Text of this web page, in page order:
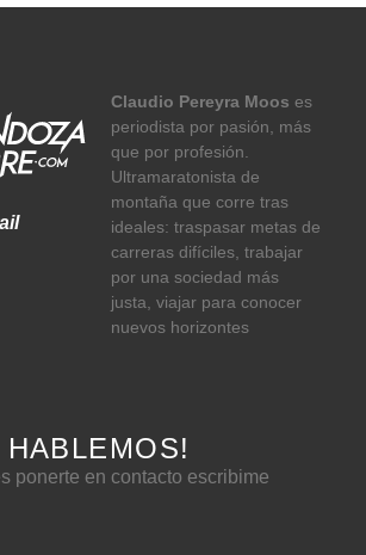
Claudio Pereyra Moos es
periodista por pasión, más
que por profesión.
Ultramaratonista de
montaña que corre tras
ideales: traspasar metas de
carreras difíciles, trabajar
por una sociedad más
justa, viajar para conocer
nuevos horizontes
HABLEMOS!
ponerte en contacto escribime